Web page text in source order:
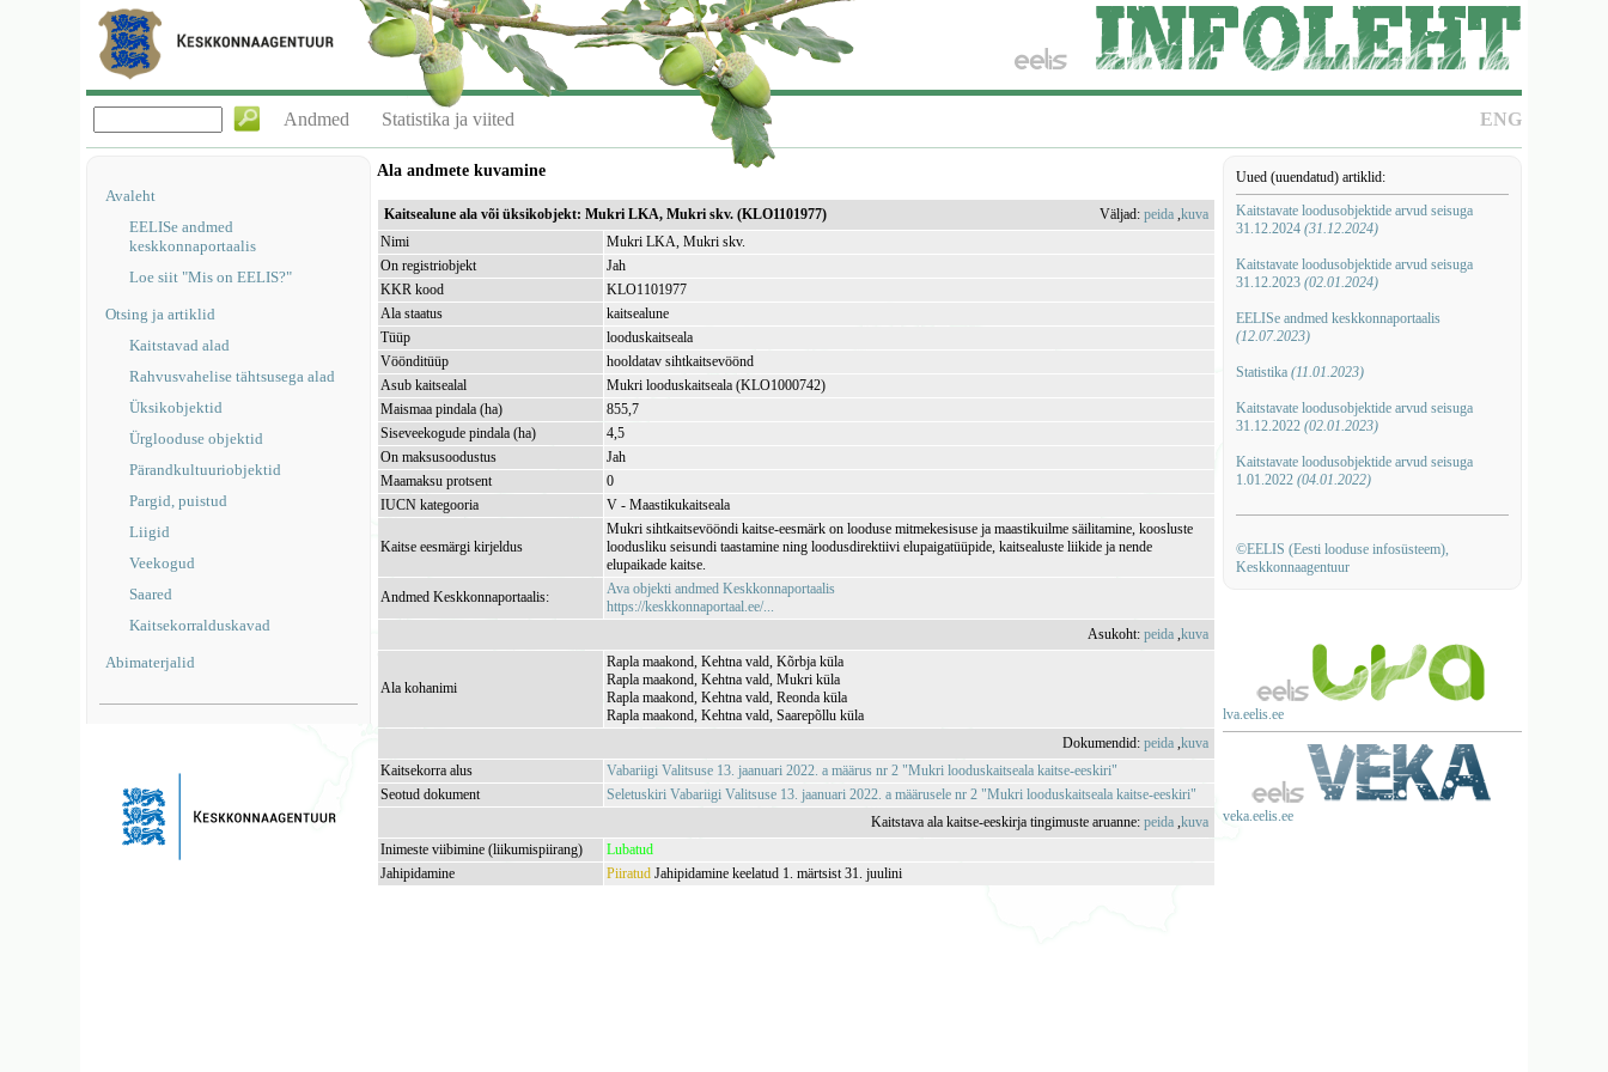
ENG
Andmed Statistika ja viited
Avaleht
EELISe andmed
keskkonnaportaalis
Loe siit "Mis on EELIS?"
Otsing ja artiklid
Kaitstavad alad
Rahvusvahelise tähtsusega alad
Üksikobjektid
Ürglooduse objektid
Pärandkultuuriobjektid
Pargid, puistud
Liigid
Veekogud
Saared
Kaitsekorralduskavad
Abimaterjalid
Uued (uuendatud) artiklid:
Kaitstavate loodusobjektide arvud seisuga
31.12.2024 (31.12.2024)
Kaitstavate loodusobjektide arvud seisuga
31.12.2023 (02.01.2024)
EELISe andmed keskkonnaportaalis
(12.07.2023)
Statistika (11.01.2023)
Kaitstavate loodusobjektide arvud seisuga
31.12.2022 (02.01.2023)
Kaitstavate loodusobjektide arvud seisuga
1.01.2022 (04.01.2022)
©EELIS (Eesti looduse infosüsteem),
Keskkonnaagentuur
lva.eelis.ee
veka.eelis.ee
Ala andmete kuvamine
Kaitsealune ala või üksikobjekt: Mukri LKA, Mukri skv. (KLO1101977) Väljad:peida ,kuva
Nimi
Mukri LKA, Mukri skv.
On registriobjekt
Jah
KKR kood
KLO1101977
Ala staatus
kaitsealune
Tüüp
looduskaitseala
Vöönditüüp
hooldatav sihtkaitsevöönd
Asub kaitsealal
Mukri looduskaitseala (KLO1000742)
Maismaa pindala (ha)
855,7
Siseveekogude pindala (ha)
4,5
On maksusoodustus
Jah
Maamaksu protsent
0
IUCN kategooria
V - Maastikukaitseala
Kaitse eesmärgi kirjeldus
Mukri sihtkaitsevööndi kaitse-eesmärk on looduse mitmekesisuse ja maastikuilme säilitamine, koosluste
loodusliku seisundi taastamine ning loodusdirektiivi elupaigatüüpide, kaitsealuste liikide ja nende
elupaikade kaitse.
Andmed Keskkonnaportaalis:
Ava objekti andmed Keskkonnaportaalis
https://keskkonnaportaal.ee/...
Asukoht:peida ,kuva
Ala kohanimi
Rapla maakond, Kehtna vald, Kõrbja küla
Rapla maakond, Kehtna vald, Mukri küla
Rapla maakond, Kehtna vald, Reonda küla
Rapla maakond, Kehtna vald, Saarepõllu küla
Dokumendid:peida ,kuva
Kaitsekorra alus
Vabariigi Valitsuse 13. jaanuari 2022. a määrus nr 2 "Mukri looduskaitseala kaitse-eeskiri"
Seotud dokument
Seletuskiri Vabariigi Valitsuse 13. jaanuari 2022. a määrusele nr 2 "Mukri looduskaitseala kaitse-eeskiri"
Kaitstava ala kaitse-eeskirja tingimuste aruanne:peida ,kuva
Inimeste viibimine (liikumispiirang)
Lubatud
Jahipidamine
Piiratud Jahipidamine keelatud 1. märtsist 31. juulini